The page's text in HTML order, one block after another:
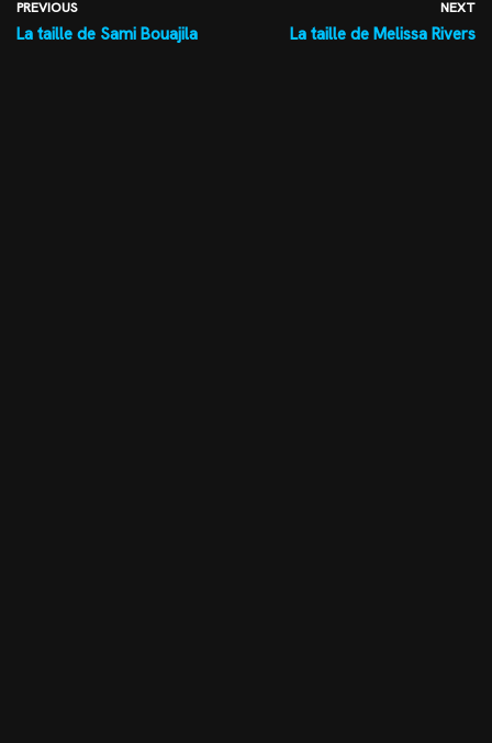
PREVIOUS
La taille de Sami Bouajila
NEXT
La taille de Melissa Rivers